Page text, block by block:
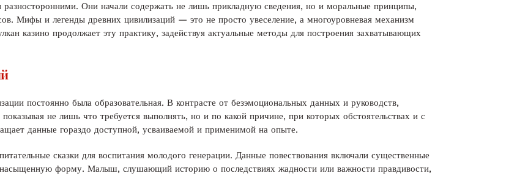
Они начали содержать не лишь прикладную сведения, но и моральные принципы,
Мифы и легенды древних цивилизаций — это не просто увеселение, а многоуровневая механизм
казино продолжает эту практику, задействуя актуальные методы для построения захватывающих
постоянно была образовательная. В контрасте от безэмоциональных данных и руководств,
показывая не лишь что требуется выполнять, но и по какой причине, при которых обстоятельствах и с
данные гораздо доступной, усваиваемой и применимой на опыте.
сказки для воспитания молодого генерации. Данные повествования включали существенные
форму. Малыш, слушающий историю о последствиях жадности или важности правдивости,